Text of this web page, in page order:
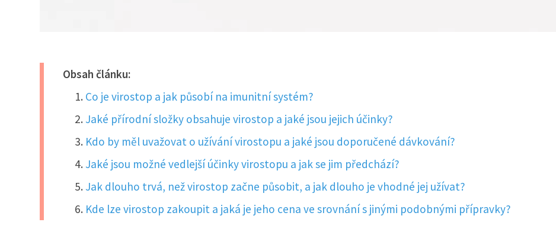
Obsah článku:
Co je virostop a jak působí na imunitní systém?
Jaké přírodní složky obsahuje virostop a jaké jsou jejich účinky?
Kdo by měl uvažovat o užívání virostopu a jaké jsou doporučené dávkování?
Jaké jsou možné vedlejší účinky virostopu a jak se jim předchází?
Jak dlouho trvá, než virostop začne působit, a jak dlouho je vhodné jej užívat?
Kde lze virostop zakoupit a jaká je jeho cena ve srovnání s jinými podobnými přípravky?